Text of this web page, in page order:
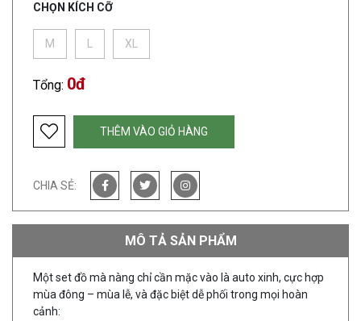
CHỌN KÍCH CỠ
M L XL
Tổng: 0đ
THÊM VÀO GIỎ HÀNG
CHIA SẺ:
MÔ TẢ SẢN PHẨM
Một set đồ mà nàng chỉ cần mặc vào là auto xinh, cực hợp
mùa đông – mùa lễ, và đặc biệt dễ phối trong mọi hoàn
cảnh: